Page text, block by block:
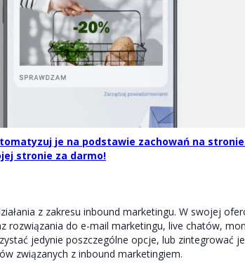
je na podstawie zachowań na
stronie za darmo!
z zakresu inbound marketingu. W swojej
rozwiązania do e-mail marketingu, live chatów,
jedynie poszczególne opcje, lub zintegrować
związanych z inbound marketingiem.